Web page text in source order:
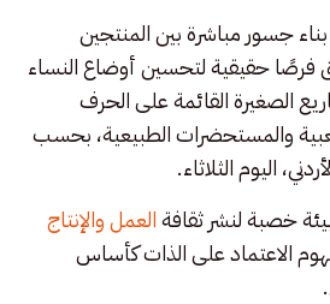
جسور مباشرة بين المنتجين
فرصًا حقيقية لتحسين أوضاع النساء
الصغيرة القائمة على الحرف
والمستحضرات الطبيعية، بحسب
اليوم الثلاثاء.
خصبة لنشر ثقافةالعمل والإنتاج
الاعتماد على الذات كأساس